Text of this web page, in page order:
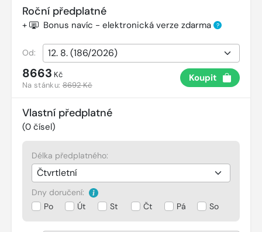
Roční předplatné
+ Bonus navíc - elektronická verze zdarma ?
Od:
8663 Kč
Na stánku:8692 Kč
Koupit
Vlastní předplatné
(0 čísel)
Délka předplatného:
Dny doručení:
Po
Út St Čt Pá So